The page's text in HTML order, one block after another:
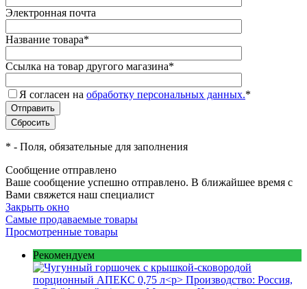
Электронная почта
Название товара*
Ссылка на товар другого магазина*
Я согласен на обработку персональных данных.*
* - Поля, обязательные для заполнения
Сообщение отправлено
Ваше сообщение успешно отправлено. В ближайшее время с
Вами свяжется наш специалист
Закрыть окно
Самые продаваемые товары
Просмотренные товары
Рекомендуем